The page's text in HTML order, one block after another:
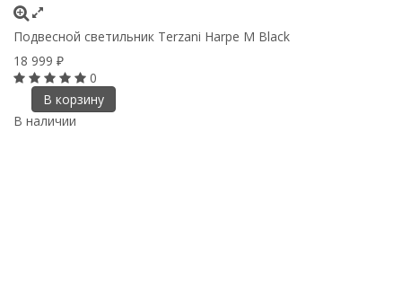
Подвесной светильник Terzani Harpe M Black
18 999 ₽
0
В корзину
В наличии